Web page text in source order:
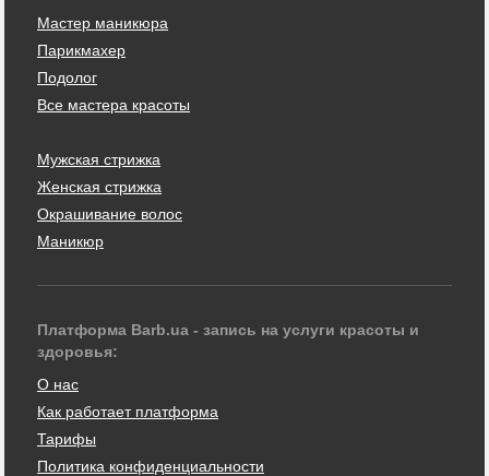
Мастер маникюра
Парикмахер
Подолог
Все мастера красоты
Мужская стрижка
Женская стрижка
Окрашивание волос
Маникюр
Платформа Barb.ua - запись на услуги красоты и
здоровья:
О нас
Как работает платформа
Тарифы
Политика конфиденциальности